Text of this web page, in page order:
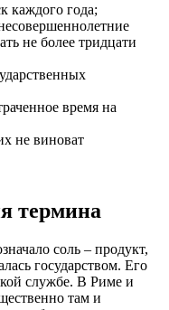
каждого года;
не более тридцати
время на
не виноват
термина
соль – продукт,
государством. Его
службе. В Риме и
там и